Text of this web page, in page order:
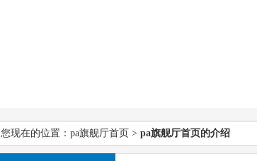
您现在的位置： pa旗舰厅首页 > pa旗舰厅首页的介绍